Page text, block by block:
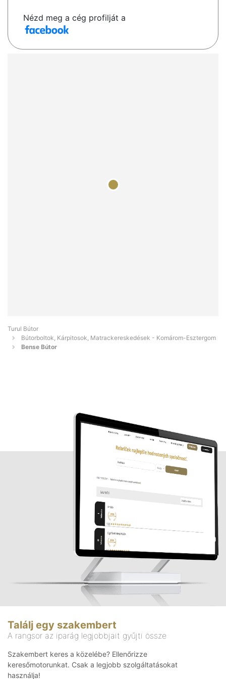
Nézd meg a cég profilját a
Turul Bútor
Bútorboltok, Kárpitosok, Matrackereskedések - Komárom-Esztergom
Bense Bútor
Találj egy szakembert
A rangsor az iparág legjobbjait gyűjti össze
Szakembert keres a közelébe? Ellenőrizze
keresőmotorunkat. Csak a legjobb szolgáltatásokat
használja!